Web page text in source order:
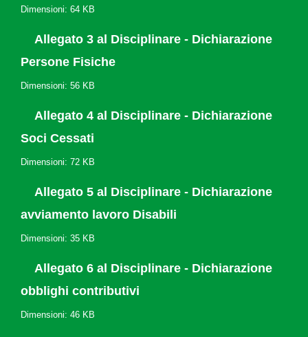
Dimensioni: 64 KB
Allegato 3 al Disciplinare - Dichiarazione
Persone Fisiche
Dimensioni: 56 KB
Allegato 4 al Disciplinare - Dichiarazione
Soci Cessati
Dimensioni: 72 KB
Allegato 5 al Disciplinare - Dichiarazione
avviamento lavoro Disabili
Dimensioni: 35 KB
Allegato 6 al Disciplinare - Dichiarazione
obblighi contributivi
Dimensioni: 46 KB